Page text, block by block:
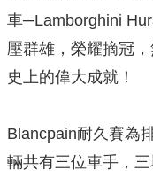
車─Lamborghini
壓群雄，榮耀摘冠
史上的偉大成就！
Blancpain耐久賽為
輛共有三位車手，